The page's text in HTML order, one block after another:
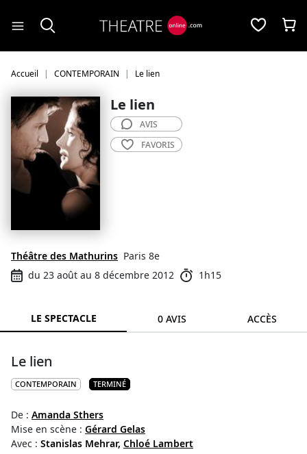
Accueil CONTEMPORAIN Le lien
Le lien
Théâtre des Mathurins Paris 8e
du 23 août au 8 décembre 2012
1h15
AVIS
FAVORIS
LE SPECTACLE 0 AVIS ACCÈS
Le lien
CONTEMPORAIN TERMINÉ
De : Amanda Sthers
Mise en scène : Gérard Gelas
Avec : Stanislas Mehrar, Chloé Lambert